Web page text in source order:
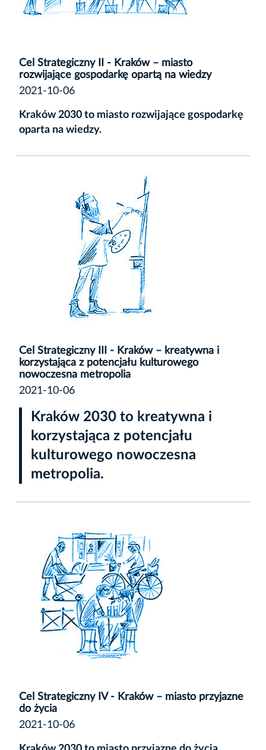
Cel Strategiczny II - Kraków – miasto
rozwijające gospodarkę opartą na wiedzy
2021-10-06
Kraków 2030 to miasto rozwijające gospodarkę
oparta na wiedzy.
Cel Strategiczny III - Kraków – kreatywna i
korzystająca z potencjału kulturowego
nowoczesna metropolia
2021-10-06
Kraków 2030 to kreatywna i
korzystająca z potencjału
kulturowego nowoczesna
metropolia.
Cel Strategiczny IV - Kraków – miasto przyjazne
do życia
2021-10-06